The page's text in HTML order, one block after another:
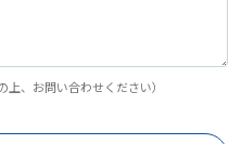
上、お問い合わせください）